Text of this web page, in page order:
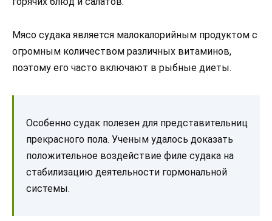
Мясо судака является малокалорийным продуктом с
огромным количеством различных витаминов,
поэтому его часто включают в рыбные диеты.
Особенно судак полезен для представительниц
прекрасного пола. Ученым удалось доказать
положительное воздействие филе судака на
стабилизацию деятельности гормональной
системы.